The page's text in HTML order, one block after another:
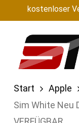
to
content
kostenloser
Start Apple
Sim White Neu